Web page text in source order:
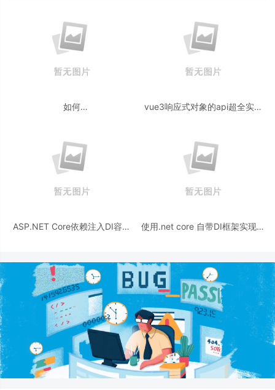
如何
vue3响应式对象的api超全实例
ASP.NET Core依赖注入DI容器
使用.net core 自带DI框架实现延